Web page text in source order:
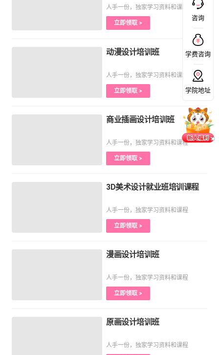
人手一份，独家学习资料和课程
立即领取 >
动漫设计培训班
人手一份，独家学习资料和课程
立即领取 >
商业插画设计培训班
人手一份，独家学习资料和课程
立即领取 >
3D美术设计就业班培训课程
人手一份，独家学习资料和课程
立即领取 >
漫画设计培训班
人手一份，独家学习资料和课程
立即领取 >
原画设计培训班
人手一份，独家学习资料和课程
咨询
学费咨询
学院地址